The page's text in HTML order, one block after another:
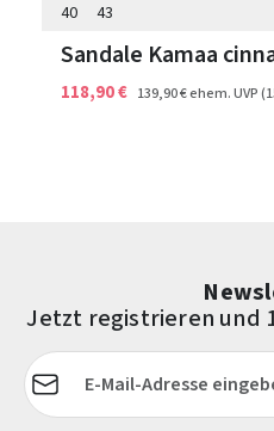
40
43
Sandale Kamaa
118,90 € 139,90 €ehem. UVP
Jetzt registrieren und
E-Mail-Adresse*